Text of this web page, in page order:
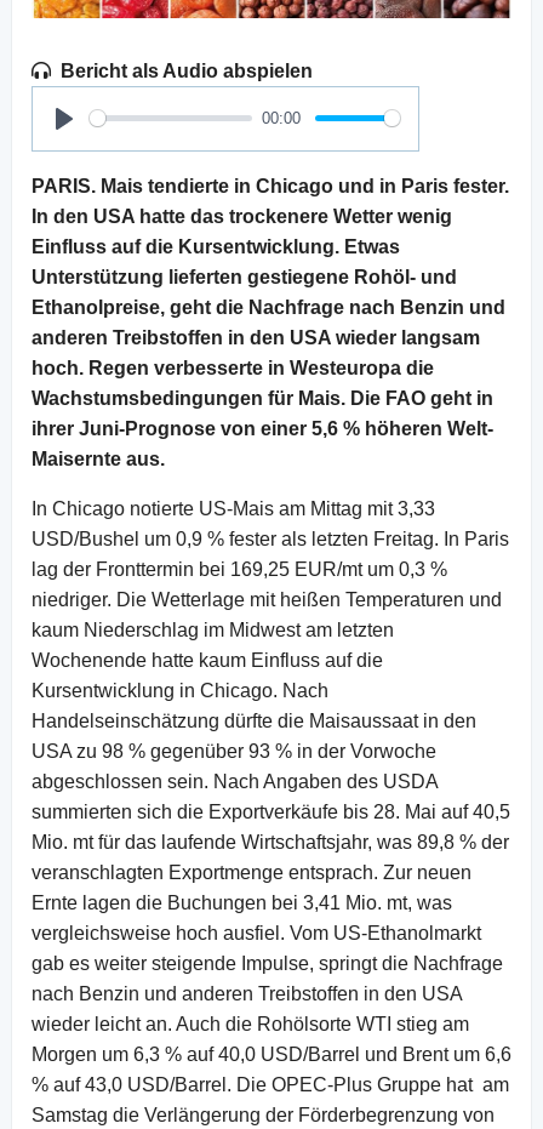
Bericht als Audio abspielen
Play
00:00
PARIS. Mais tendierte in Chicago und in Paris fester.
In den USA hatte das trockenere Wetter wenig
Einfluss auf die Kursentwicklung. Etwas
Unterstützung lieferten gestiegene Rohöl- und
Ethanolpreise, geht die Nachfrage nach Benzin und
anderen Treibstoffen in den USA wieder langsam
hoch. Regen verbesserte in Westeuropa die
Wachstumsbedingungen für Mais. Die FAO geht in
ihrer Juni-Prognose von einer 5,6 % höheren Welt-
Maisernte aus.
In Chicago notierte US-Mais am Mittag mit 3,33
USD/Bushel um 0,9 % fester als letzten Freitag. In Paris
lag der Fronttermin bei 169,25 EUR/mt um 0,3 %
niedriger. Die Wetterlage mit heißen Temperaturen und
kaum Niederschlag im Midwest am letzten
Wochenende hatte kaum Einfluss auf die
Kursentwicklung in Chicago. Nach
Handelseinschätzung dürfte die Maisaussaat in den
USA zu 98 % gegenüber 93 % in der Vorwoche
abgeschlossen sein. Nach Angaben des USDA
summierten sich die Exportverkäufe bis 28. Mai auf 40,5
Mio. mt für das laufende Wirtschaftsjahr, was 89,8 % der
veranschlagten Exportmenge entsprach. Zur neuen
Ernte lagen die Buchungen bei 3,41 Mio. mt, was
vergleichsweise hoch ausfiel. Vom US-Ethanolmarkt
gab es weiter steigende Impulse, springt die Nachfrage
nach Benzin und anderen Treibstoffen in den USA
wieder leicht an. Auch die Rohölsorte WTI stieg am
Morgen um 6,3 % auf 40,0 USD/Barrel und Brent um 6,6
% auf 43,0 USD/Barrel. Die OPEC-Plus Gruppe hat am
Samstag die Verlängerung der Förder­begren­zung von